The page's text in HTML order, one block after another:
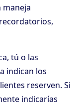
maneja
tú o las
indican los
reserven. Si
indicarías